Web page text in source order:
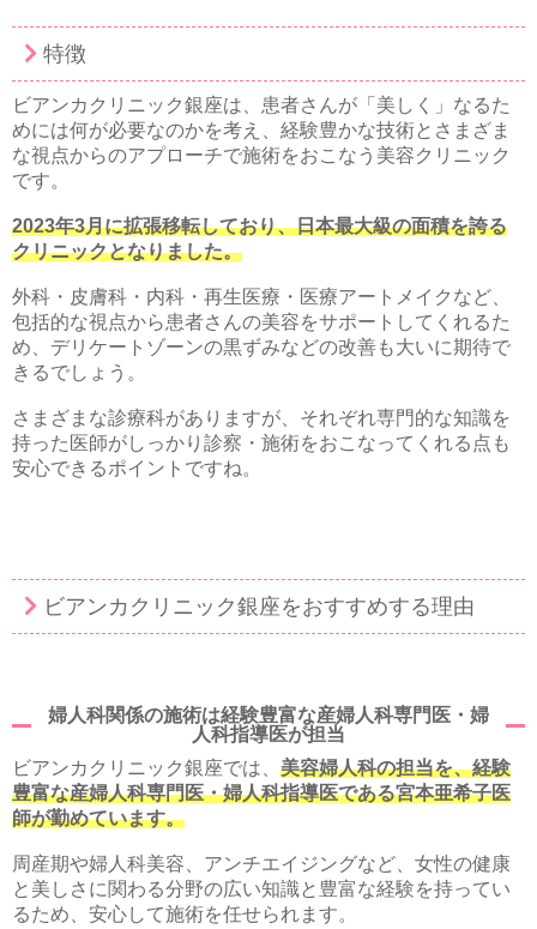
特徴
ビアンカクリニック銀座は、患者さんが「美しく」なるた
めには何が必要なのかを考え、経験豊かな技術とさまざま
な視点からのアプローチで施術をおこなう美容クリニック
です。
2023年3月に拡張移転しており、日本最大級の面積を誇る
クリニックとなりました。
外科・皮膚科・内科・再生医療・医療アートメイクなど、
包括的な視点から患者さんの美容をサポートしてくれるた
め、デリケートゾーンの黒ずみなどの改善も大いに期待で
きるでしょう。
さまざまな診療科がありますが、それぞれ専門的な知識を
持った医師がしっかり診察・施術をおこなってくれる点も
安心できるポイントですね。
ビアンカクリニック銀座をおすすめする理由
婦人科関係の施術は経験豊富な産婦人科専門医・婦
人科指導医が担当
ビアンカクリニック銀座では、 美容婦人科の担当を、経験
豊富な産婦人科専門医・婦人科指導医である宮本亜希子医
師が勤めています。
周産期や婦人科美容、アンチエイジングなど、女性の健康
と美しさに関わる分野の広い知識と豊富な経験を持ってい
るため、安心して施術を任せられます。